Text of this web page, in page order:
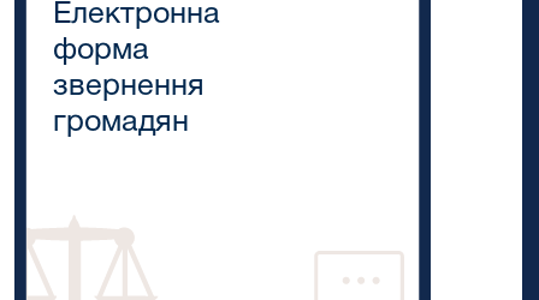
Електронна
форма
звернення
громадян